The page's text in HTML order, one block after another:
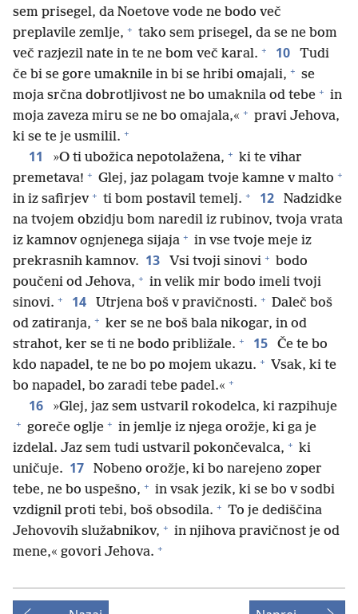
sem prisegel, da Noetove vode ne bodo več
preplavile zemlje, + tako sem prisegel, da se ne bom
več razjezil nate in te ne bom več karal. + 10
Tudi
če bi se gore umaknile in bi se hribi omajali, + se
moja srčna dobrotljivost ne bo umaknila od tebe + in
moja zaveza miru se ne bo omajala,« + pravi Jehova,
ki se te je usmilil. +
11 »O ti ubožica nepotolažena, + ki te vihar
premetava! + Glej, jaz polagam tvoje kamne v malto +
in iz safirjev + ti bom postavil temelj. + 12
Nadzidke
na tvojem obzidju bom naredil iz rubinov, tvoja vrata
iz kamnov ognjenega sijaja + in vse tvoje meje iz
prekrasnih kamnov. 13 Vsi tvoji sinovi + bodo
poučeni od Jehova, + in velik mir bodo imeli tvoji
sinovi. + 14 Utrjena boš v pravičnosti. + Daleč boš
od zatiranja, + ker se ne boš bala nikogar, in od
strahot, ker se ti ne bodo približale. + 15
Če te bo
kdo napadel, te ne bo po mojem ukazu. + Vsak, ki te
bo napadel, bo zaradi tebe padel.« +
16 »Glej, jaz sem ustvaril rokodelca, ki razpihuje
+ goreče oglje + in jemlje iz njega orožje, ki ga je
izdelal. Jaz sem tudi ustvaril pokončevalca, + ki
uničuje. 17
Nobeno orožje, ki bo narejeno zoper
tebe, ne bo uspešno, + in vsak jezik, ki se bo v sodbi
vzdignil proti tebi, boš obsodila. + To je dediščina
Jehovovih služabnikov, + in njihova pravičnost je od
mene,« govori Jehova. +